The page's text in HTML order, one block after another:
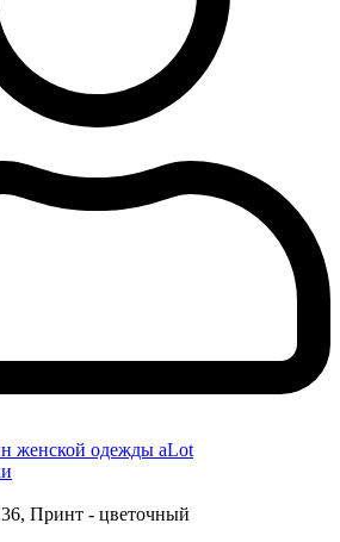
женской одежды aLot
Принт - цветочный